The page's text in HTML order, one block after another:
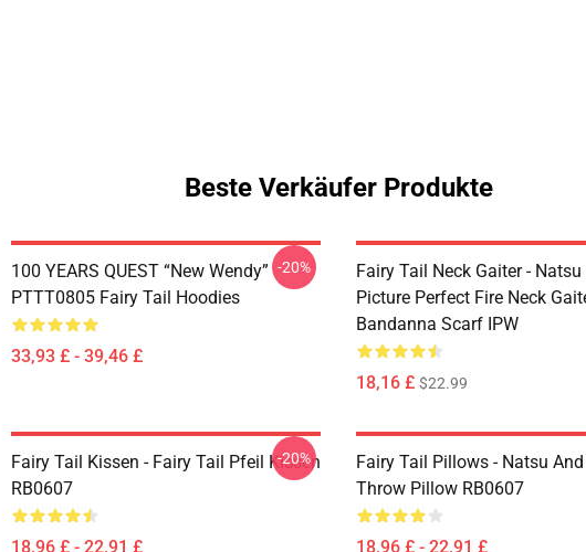
Beste Verkäufer Produkte
100 YEARS QUEST “New Wendy”
PTTT0805 Fairy Tail Hoodies
33,93 £ - 39,46 £
-20%
Fairy Tail Neck Gaiter -
Picture Perfect Fire Neck
Bandanna Scarf IPW
18,16 £ $22.99
Fairy Tail Kissen - Fairy Tail Pfeil Kissen
RB0607
18,96 £ - 22,91 £
-20%
Fairy Tail Pillows - Natsu
Throw Pillow RB0607
18,96 £ - 22,91 £